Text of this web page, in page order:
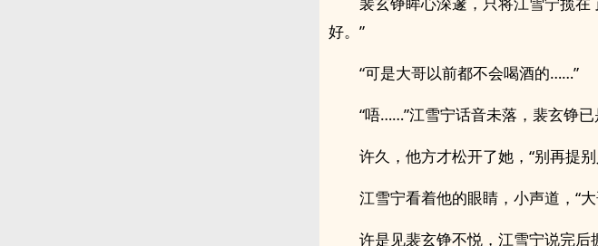
好。”
“可是大哥以前都不会喝酒的……”
“唔……”江雪宁话音未落，裴玄铮已
许久，他方才松开了她，“别再提
江雪宁看着他的眼睛，小声道，“
许是见裴玄铮不悦，江雪宁说完后